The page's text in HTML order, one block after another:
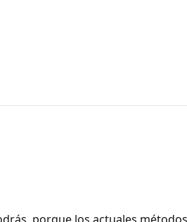
porque los actuales